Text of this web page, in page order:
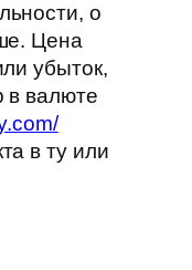
о
Цена
убыток,
в валюте
в ту или